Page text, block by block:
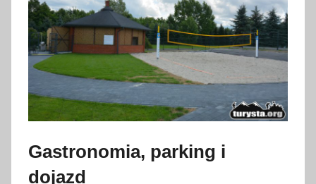
Gastronomia, parking i
dojazd